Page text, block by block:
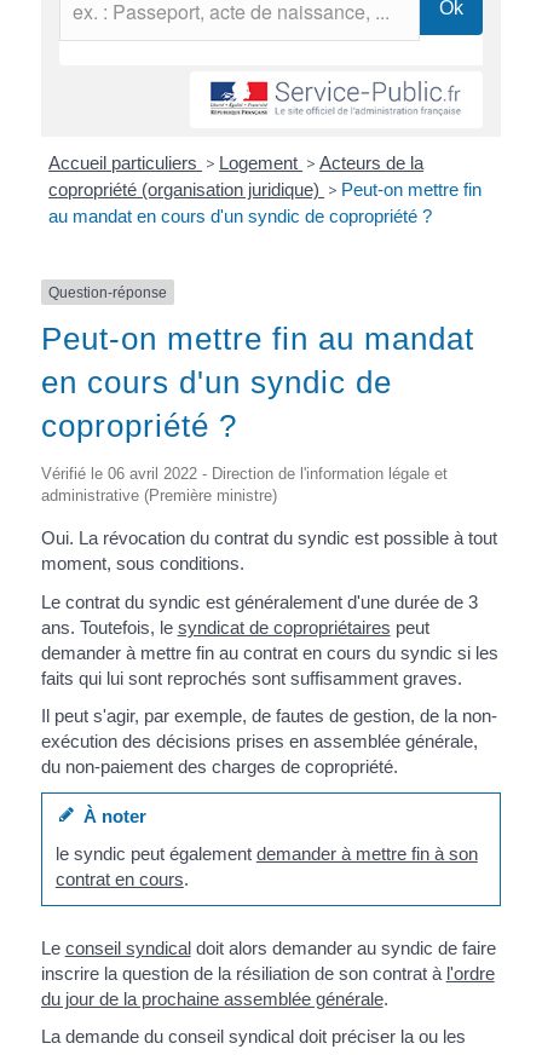
Accueil particuliers > Logement > Acteurs de la
copropriété (organisation juridique) > Peut-on mettre fin
au mandat en cours d'un syndic de copropriété ?
Question-réponse
Peut-on mettre fin au mandat
en cours d'un syndic de
copropriété ?
Vérifié le 06 avril 2022 - Direction de l'information légale et
administrative (Première ministre)
Oui. La révocation du contrat du syndic est possible à tout
moment, sous conditions.
Le contrat du syndic est généralement d'une durée de 3
ans. Toutefois, le syndicat de copropriétaires peut
demander à mettre fin au contrat en cours du syndic si les
faits qui lui sont reprochés sont suffisamment graves.
Il peut s'agir, par exemple, de fautes de gestion, de la non-
exécution des décisions prises en assemblée générale,
du non-paiement des charges de copropriété.
À noter
le syndic peut également demander à mettre fin à son
contrat en cours.
Le conseil syndicaldoit alors demander au syndic de faire
inscrire la question de la résiliation de son contrat à l'ordre
du jour de la prochaine assemblée générale.
La demande du conseil syndical doit préciser la ou les